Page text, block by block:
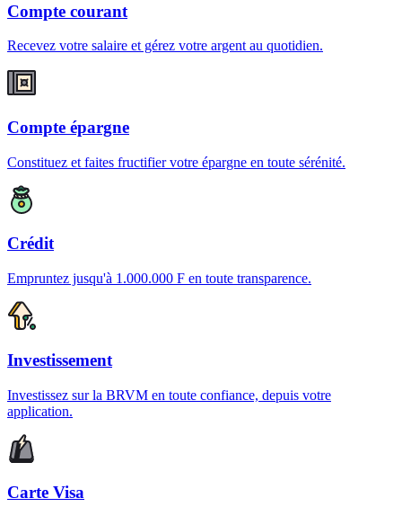
Compte courant
Recevez votre salaire et gérez votre argent au quotidien.
Compte épargne
Constituez et faites fructifier votre épargne en toute sérénité.
Crédit
Empruntez jusqu'à 1.000.000 F en toute transparence.
Investissement
Investissez sur la BRVM en toute confiance, depuis votre
application.
Carte Visa